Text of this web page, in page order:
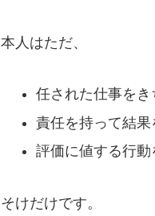
本人はただ、
任された仕事を
責任を持って結果
評価に値する行動
そけだけです。